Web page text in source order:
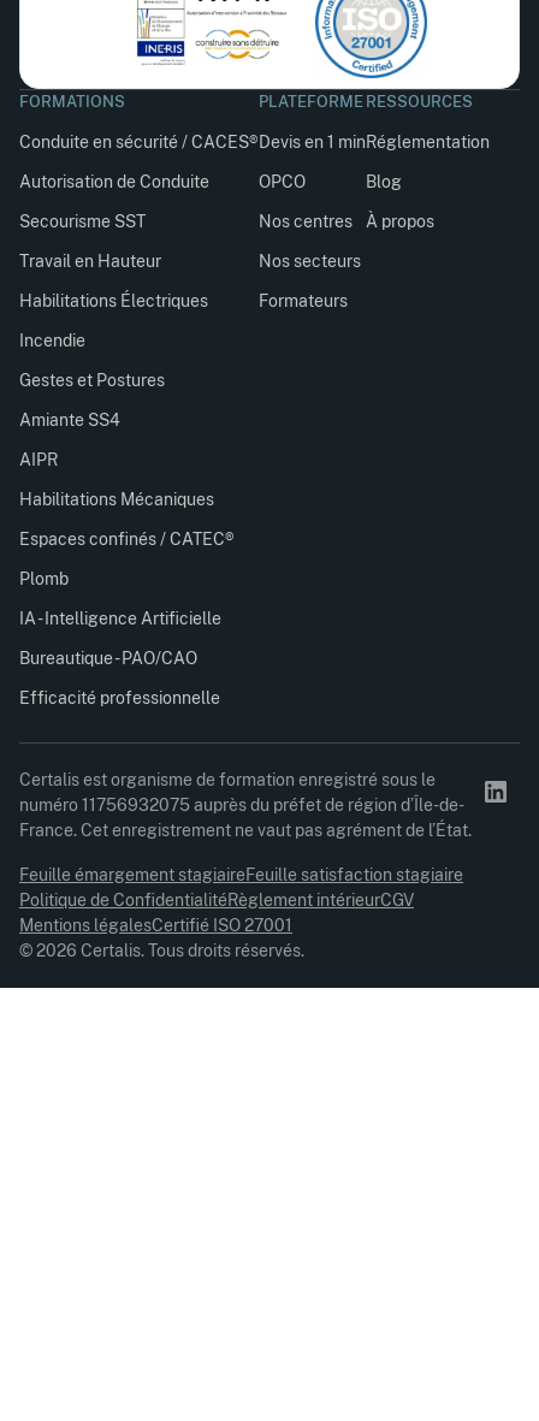
FORMATIONS
Conduite en sécurité / CACES®
Autorisation de Conduite
Secourisme SST
Travail en Hauteur
Habilitations Électriques
Incendie
Gestes et Postures
Amiante SS4
AIPR
Habilitations Mécaniques
Espaces confinés / CATEC®
Plomb
IA - Intelligence Artificielle
Bureautique - PAO/CAO
Efficacité professionnelle
PLATEFORME
Devis en 1 min
OPCO
Nos centres
Nos secteurs
Formateurs
RESSOURCES
Réglementation
Blog
À propos
Certalis est organisme de formation enregistré sous le
numéro 11756932075 auprès du préfet de région d’Île-de-
France. Cet enregistrement ne vaut pas agrément de l’État.
© 2026 Certalis. Tous droits réservés.
Feuille émargement stagiaireFeuille satisfaction stagiaire
Politique de ConfidentialitéRèglement intérieurCGV
Mentions légalesCertifié ISO 27001